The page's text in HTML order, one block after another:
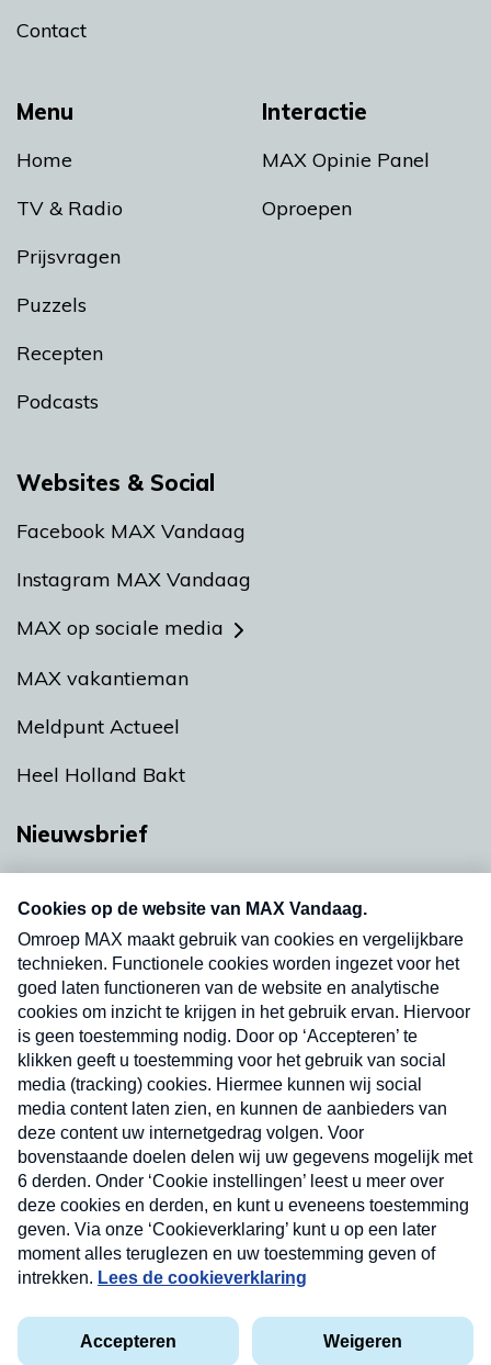
Menu
Home
TV & Radio
Prijsvragen
Puzzels
Recepten
Podcasts
Interactie
MAX Opinie Panel
Oproepen
Contact
Websites & Social
Facebook MAX Vandaag
Instagram MAX Vandaag
MAX op sociale media
MAX vakantieman
Meldpunt Actueel
Heel Holland Bakt
Nieuwsbrief
nieuwsbrief. Elke vrijdag- en dinsdagochtend in
uw mailbox.
Verzend
Privacyverklaring
Cookieverklaring
Kwetsbaarheid melden
Nieuwsbrief
Neem hier een gratis abonnement op onze
nieuwsbrief. Elke vrijdag- en dinsdagochtend in uw